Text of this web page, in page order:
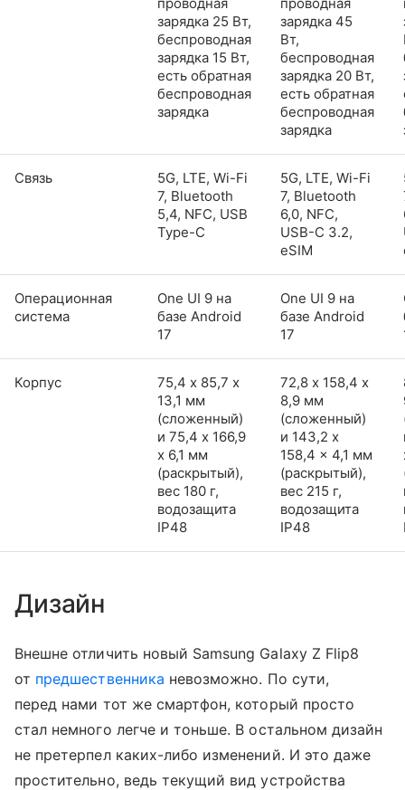
зарядка 25 Вт,
беспроводная
зарядка 15 Вт,
есть обратная
беспроводная
зарядка
зарядка 45
Вт,
беспроводная
зарядка 20 Вт,
есть обратная
беспроводная
зарядка
Связь
5G, LTE, Wi-Fi
7, Bluetooth
5,4, NFC, USB
Type-C
5G, LTE, Wi-Fi
7, Bluetooth
6,0, NFC,
USB-C 3.2,
eSIM
Операционная
система
One UI 9 на
базе Android
17
One UI 9 на
базе Android
17
Корпус
75,4 х 85,7 х
13,1 мм
(сложенный)
и 75,4 x 166,9
x 6,1 мм
(раскрытый),
вес 180 г,
водозащита
IP48
72,8 х 158,4 х
8,9 мм
(сложенный)
и 143,2 x
158,4 x 4,1 мм
(раскрытый),
вес 215 г,
водозащита
IP48
Дизайн
Внешне отличить новый Samsung Galaxy Z Flip8
от предшественника невозможно. По сути,
перед нами тот же смартфон, который просто
стал немного легче и тоньше. В остальном дизайн
не претерпел каких-либо изменений. И это даже
простительно, ведь текущий вид устройства